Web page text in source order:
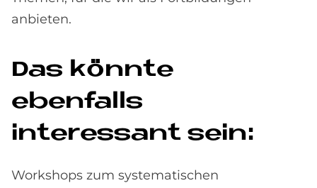
anbieten.
Das könnte
ebenfalls
interessant sein:
Workshops zum systematischen